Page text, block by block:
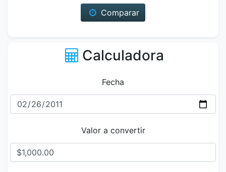
Comparar
Calculadora
Fecha
Valor a convertir